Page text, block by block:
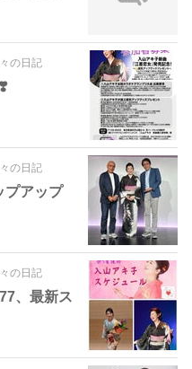
の日記
の日記
プアップ
の日記
、最新ス